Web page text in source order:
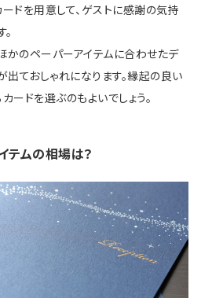
ドを用意して、ゲストに感謝の気持
のペーパーアイテムに合わせたデ
出ておしゃれになります。縁起の良い
ードを選ぶのもよいでしょう。
テムの相場は？